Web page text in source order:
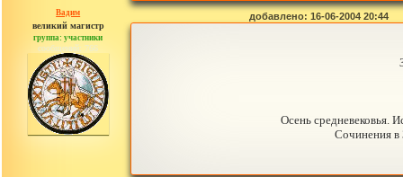
Вадим
великий магистр
группа: участники
сообщений: 766
добавлено: 16-06-2004 20:44
Осень средневековья.
Сочинения